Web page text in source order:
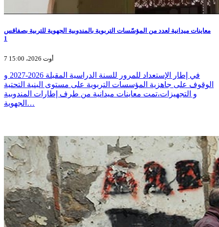
معاينات ميدانية لعدد من المؤسّسات التربوية بالمندوبية الجهوية للتربية بصفاقس
1
7 أوت 2026، 15:00
في إطار الإستعداد للمرور للسنة الدراسية المقبلة 2026-2027 و
الوقوف على جاهزية المؤسسات التربوية على مستوى البنية التحتية
و التجهيزات،تمت معاينات ميدانية من طرف إطارات المندوبية
الجهوية…